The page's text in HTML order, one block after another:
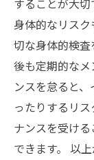
することが大切
身体的なリス
切な身体的検
後も定期的な
ンスを怠ると
ったりするリ
ナンスを受け
できます。 以